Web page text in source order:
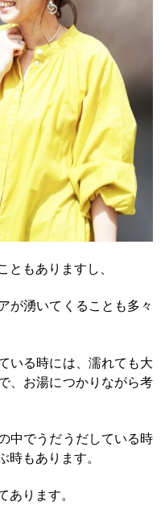
ともありますし、
が湧いてくることも多々
いる時には、濡れても大
、お湯につかりながら考
中でうだうだしている時
時もあります。
あります。